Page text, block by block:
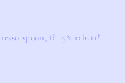
spoon, få 15% rabatt!